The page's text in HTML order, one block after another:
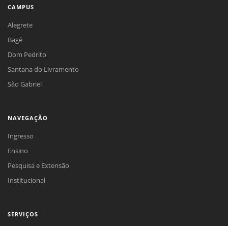
CAMPUS
Alegrete
Bagé
Dom Pedrito
Santana do Livramento
São Gabriel
NAVEGAÇÃO
Ingresso
Ensino
Pesquisa e Extensão
Institucional
SERVIÇOS